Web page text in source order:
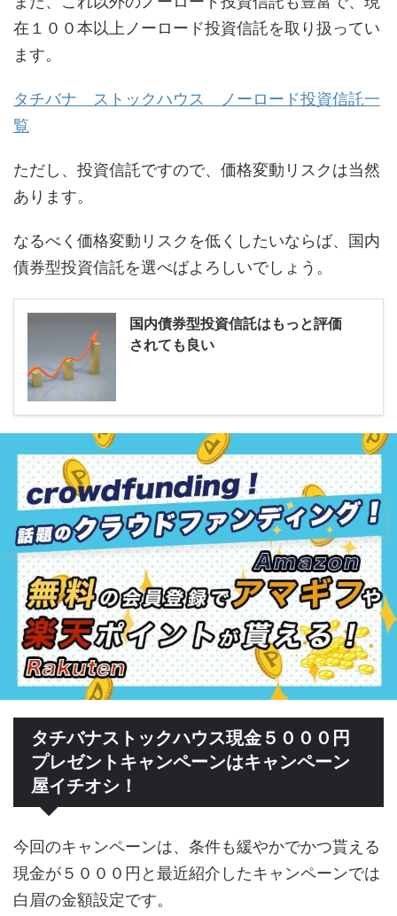
在１００本以上ノーロード投資信託を取り扱ってい
ます。
タチバナ ストックハウス ノーロード投資信託一
覧
ただし、投資信託ですので、価格変動リスクは当然
あります。
なるべく価格変動リスクを低くしたいならば、国内
債券型投資信託を選べばよろしいでしょう。
国内債券型投資信託はもっと評価
されても良い
タチバナストックハウス現金５０００円
プレゼントキャンペーンはキャンペーン
屋イチオシ！
今回のキャンペーンは、条件も緩やかでかつ貰える
現金が５０００円と最近紹介したキャンペーンでは
白眉の金額設定です。